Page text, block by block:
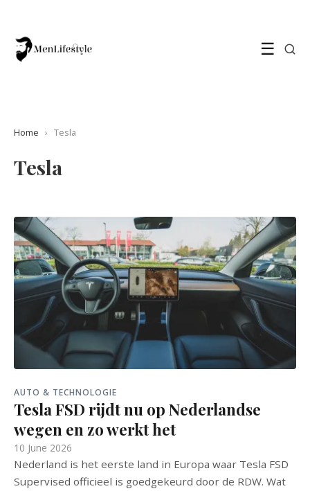
☰
Home › Tesla
Tesla
AUTO & TECHNOLOGIE
Tesla FSD rijdt nu op Nederlandse
wegen en zo werkt het
10 June 2026
Nederland is het eerste land in Europa waar Tesla FSD
Supervised officieel is goedgekeurd door de RDW. Wat